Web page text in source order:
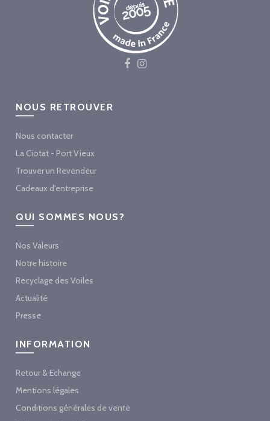
NOUS RETROUVER
Nous contacter
La Ciotat - Port Vieux
Trouver un Revendeur
Cadeaux d'entreprise
QUI SOMMES NOUS?
Nos Valeurs
Notre histoire
Recyclage des Voiles
Actualité
Presse
INFORMATION
Retour & Echange
Mentions légales
Conditions générales de vente